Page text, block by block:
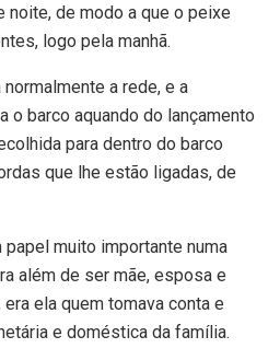
noite, de modo a que o peixe
logo pela manhã.
a rede, e a
o barco aquando do lançamento
para dentro do barco
que lhe estão ligadas, de
muito importante numa
além de ser mãe, esposa e
era ela quem tomava conta e
e doméstica da família.